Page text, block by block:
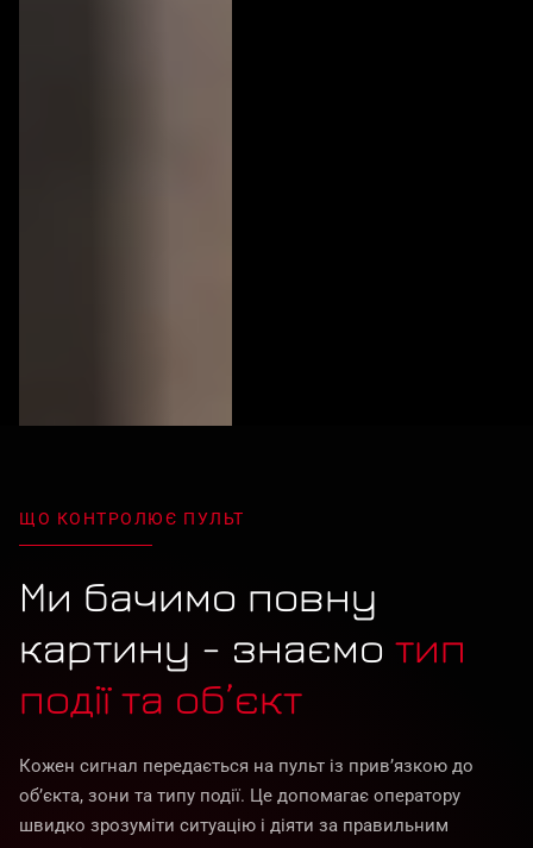
ЩО КОНТРОЛЮЄ ПУЛЬТ
Ми бачимо повну
картину - знаємо тип
події та об’єкт
Кожен сигнал передається на пульт із прив’язкою до
об’єкта, зони та типу події. Це допомагає оператору
швидко зрозуміти ситуацію і діяти за правильним